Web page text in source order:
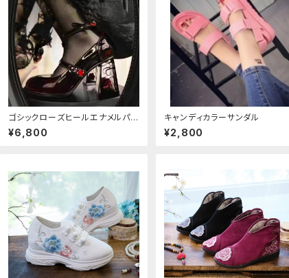
ゴシックローズヒールエナメルパン
プス
¥6,800
キャンディカラーサンダル
¥2,800